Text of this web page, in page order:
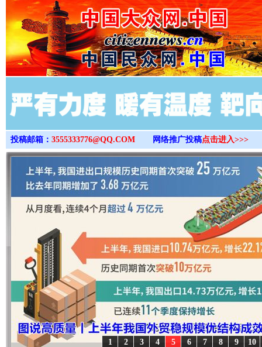
>
投稿邮箱： 3555333776@QQ.COM 网络推广投稿点击进入>>>
10
9
8
7
6
5
4
3
2
1